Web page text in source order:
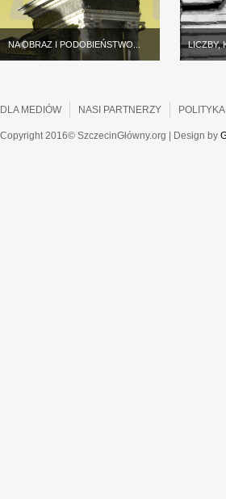
NA OBRAZ I PODOBIEŃSTWO... LICZBY,
DLA MEDIÓW NASI PARTNERZY POLITYKA
Copyright 2016© SzczecinGłówny.org | Design by